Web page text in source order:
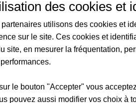
des cookies et
partenaires utilisons des cookies et
sur le site. Ces cookies et
site, en mesurer la fréquentation,
le bouton "Accepter" vous
pouvez aussi modifier vos choix à